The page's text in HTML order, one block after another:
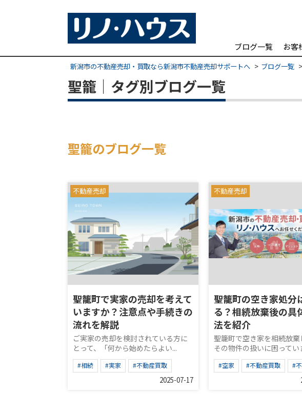
ブログ一覧 お客
新潟市の不動産売却・買取なら新潟市不動産売却サポートへ ブログ一覧
聖籠｜タグ別ブログ一覧
聖籠のブログ一覧
不動産売却
聖籠町で実家の売却を考えて
いますか？注意点や手続きの
流れを解説
ご実家の売却を検討されている方に
とって、「何から始めたらよい...
#相続 #実家 #不動産買取
2025-07-17
不動産売却
聖籠町の空き家処分
る？相続放棄後の具
法を紹介
聖籠町で空き家を相続放棄
その物件の扱いに困ってい
#空家 #不動産買取 #